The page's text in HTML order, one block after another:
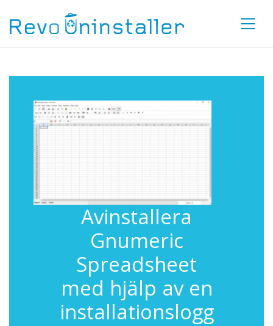
Avinstallera
Gnumeric
Spreadsheet
med hjälp av en
installationslogg